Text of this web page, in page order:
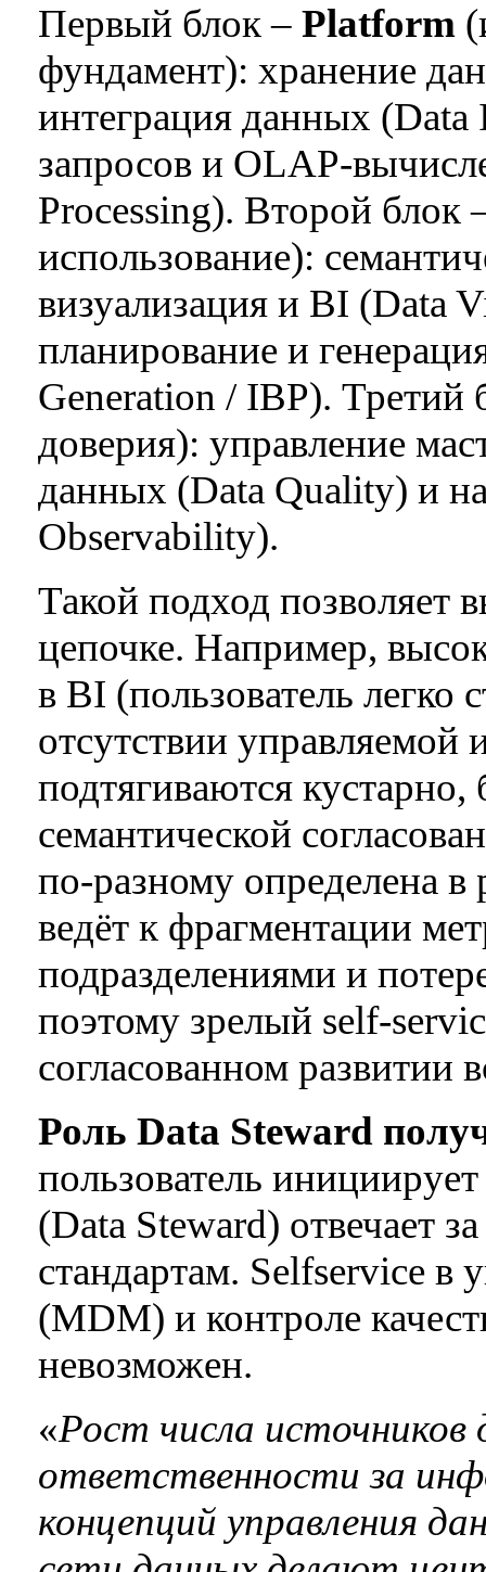
Первый блок – Platform
фундамент): хранение
интеграция данных
запросов и OLAP-
Processing). Второй блок
использование):
визуализация и BI (Data
планирование и
Generation / IBP). Третий
доверия): управление
данных (Data Quality) и
Observability).
Такой подход позволяет
цепочке. Например,
в BI (пользователь
отсутствии управляемой
подтягиваются
семантической
по-разному определена
ведёт к фрагментации
подразделениями и
поэтому зрелый self-
согласованном развитии
Роль Data Steward
пользователь
(Data Steward) отвечает
стандартам. Selfservice в
(MDM) и контроле
невозможен.
«Рост числа источников
ответственности за
концепций управления